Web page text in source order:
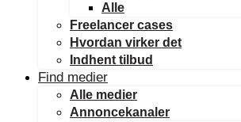
Alle
Freelancer cases
Hvordan virker det
Indhent tilbud
Find medier
Alle medier
Annoncekanaler